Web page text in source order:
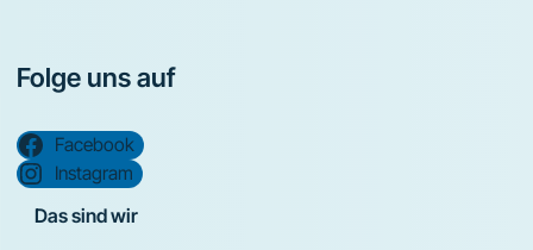
Folge uns auf
Facebook
Instagram
Das sind wir